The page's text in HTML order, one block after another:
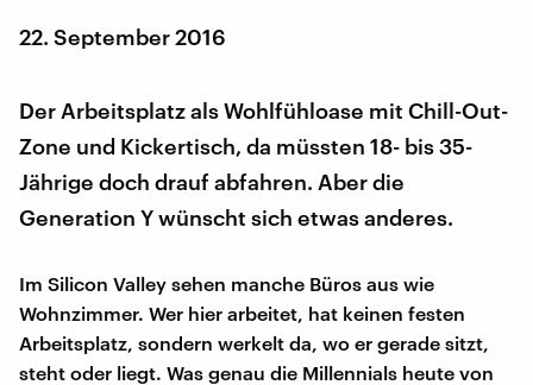
22. September 2016
Der Arbeitsplatz als Wohlfühloase mit Chill-Out-
Zone und Kickertisch, da müssten 18- bis 35-
Jährige doch drauf abfahren. Aber die
Generation Y wünscht sich etwas anderes.
Im Silicon Valley sehen manche Büros aus wie
Wohnzimmer. Wer hier arbeitet, hat keinen festen
Arbeitsplatz, sondern werkelt da, wo er gerade sitzt,
steht oder liegt. Was genau die Millennials heute von